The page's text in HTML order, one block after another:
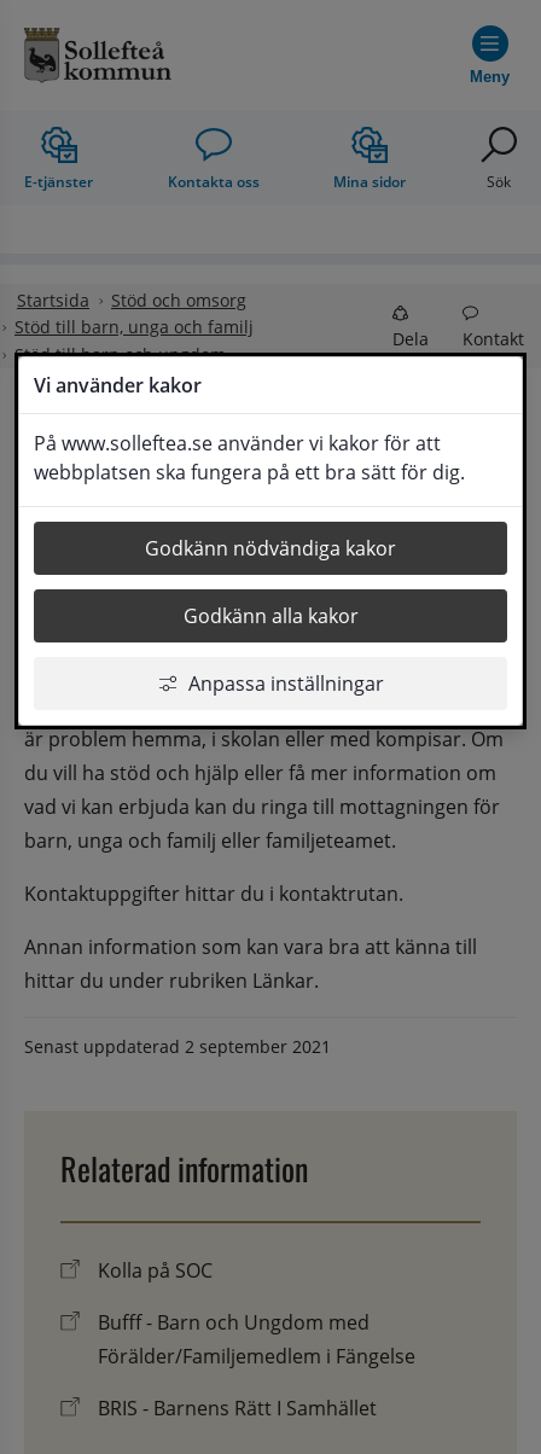
Vi använder kakor
På www.solleftea.se använder vi kakor för att
webbplatsen ska fungera på ett bra sätt för dig.
Godkänn nödvändiga kakor
Godkänn alla kakor
Anpassa inställningar
Meny
E-tjänster Kontakta oss Mina sidor Sök
Startsida
Stöd och omsorg
Stöd till barn, unga och familj
Stöd till barn och ungdom
Dela Kontakt
Stöd till barn och
ungdom
Behovet av råd, stöd och hjälp kan se olika ut i
olika situationer. Kommunen har därför olika
former av stöd och verksamhet som riktar sig
är problem hemma, i skolan eller med kompisar. Om
du vill ha stöd och hjälp eller få mer information om
vad vi kan erbjuda kan du ringa till mottagningen för
barn, unga och familj eller familjeteamet.
Kontaktuppgifter hittar du i kontaktrutan.
Annan information som kan vara bra att känna till
hittar du under rubriken Länkar.
Senast uppdaterad 2 september 2021
Relaterad information
Kolla på SOC
Bufff - Barn och Ungdom med
Förälder/Familjemedlem i Fängelse
BRIS - Barnens Rätt I Samhället